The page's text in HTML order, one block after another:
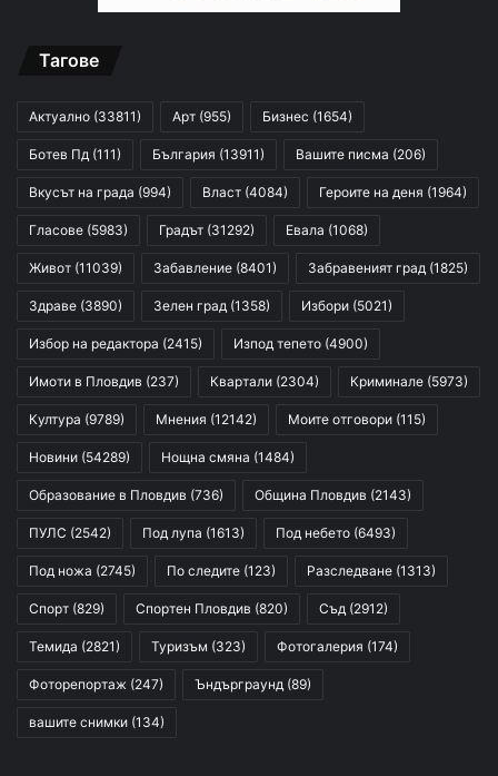
Тагове
Актуално (33811) Арт (955) Бизнес (1654)
Ботев Пд (111) България (13911) Вашите писма (206)
Вкусът на града (994) Власт (4084) Героите на деня (1964)
Гласове (5983) Градът (31292) Евала (1068)
Живот (11039) Забавление (8401) Забравеният град (1825)
Здраве (3890) Зелен град (1358) Избори (5021)
Избор на редактора (2415) Изпод тепето (4900)
Имоти в Пловдив (237) Квартали (2304) Криминале (5973)
Култура (9789) Мнения (12142) Моите отговори (115)
Новини (54289) Нощна смяна (1484)
Образование в Пловдив (736) Община Пловдив (2143)
ПУЛС (2542) Под лупа (1613) Под небето (6493)
Под ножа (2745) По следите (123) Разследване (1313)
Спорт (829) Спортен Пловдив (820) Съд (2912)
Темида (2821) Туризъм (323) Фотогалерия (174)
Фоторепортаж (247) Ъндърграунд (89)
вашите снимки (134)